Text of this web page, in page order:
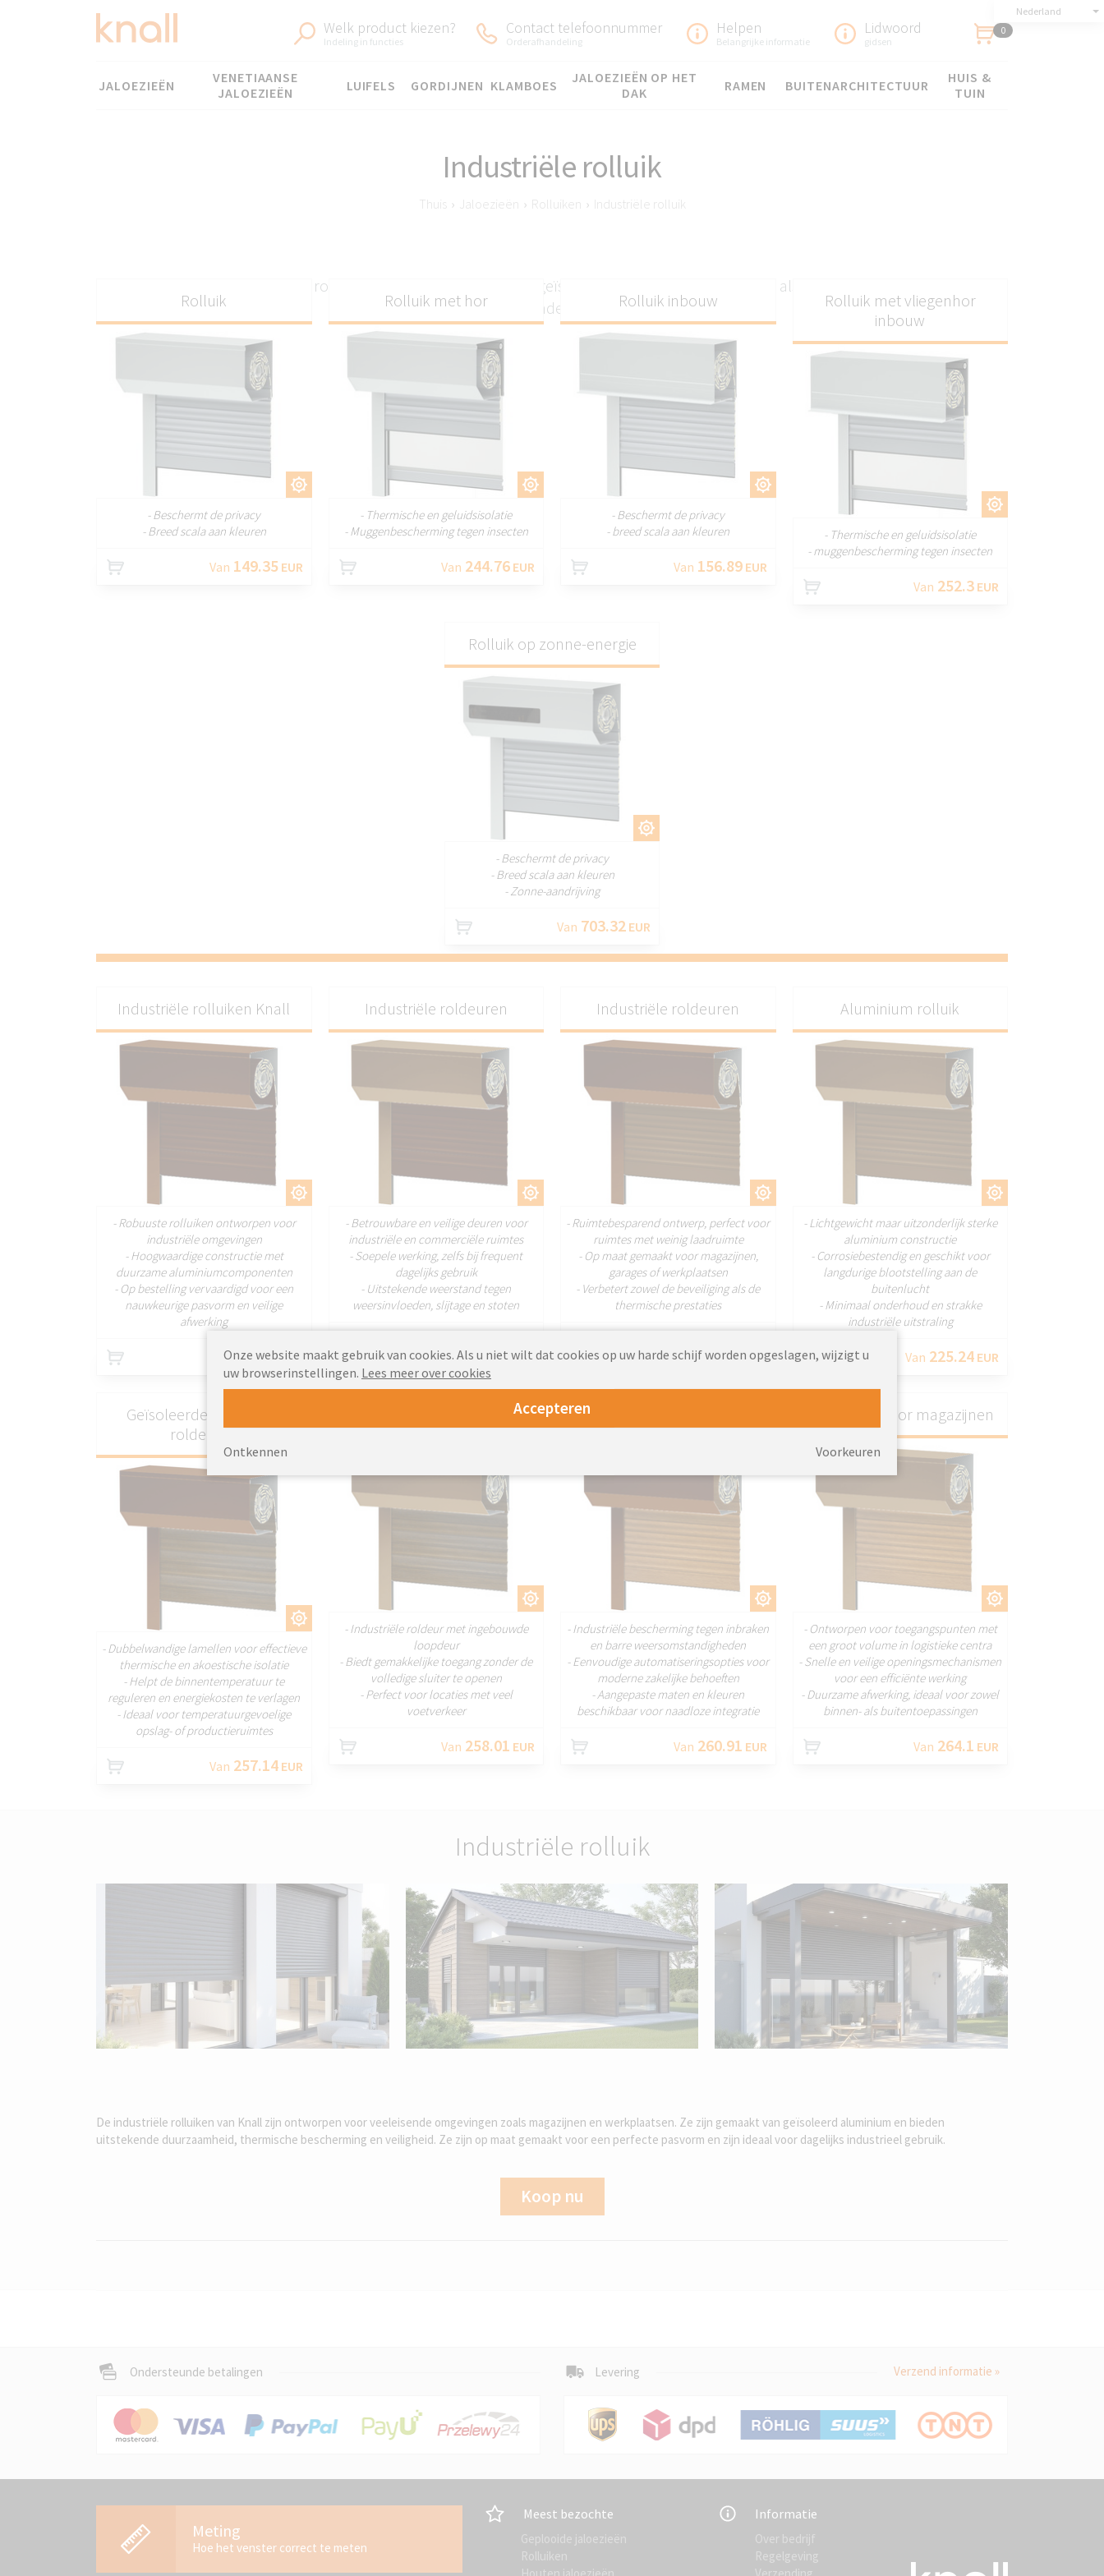
Nederland
Welk product kiezen?
Indeling in functies
Contact telefoonnummer
Orderafhandeling
Helpen
Belangrijke informatie
Lidwoord
gidsen
0
Menu
JALOEZIEËN
VENETIAANSE
JALOEZIEËN
LUIFELS GORDIJNEN KLAMBOES
JALOEZIEËN OP HET
DAK
RAMEN BUITENARCHITECTUUR
HUIS &
TUIN
Industriële rolluik
Thuis › Jaloezieën › Rolluiken › Industriële rolluik
Industriële rolluiken van Knall, gemaakt van geïsoleerd aluminium. Ze zijn ideaal als loopdeur
voor magazijnen of andere industriële ruimtes.
Rolluik
- Beschermt de privacy
- Breed scala aan kleuren
Van 149.35EUR
AANPASSEN
Rolluik met hor
- Thermische en geluidsisolatie
- Muggenbescherming tegen insecten
Van 244.76 EUR
Rolluik inbouw
- Beschermt de privacy
- breed scala aan kleuren
Van 156.89EUR
AANPASSEN
Rolluik met vliegenhor
inbouw
- Thermische en geluidsisolatie
- muggenbescherming tegen insecten
Van 252.3 EUR
Rolluik op zonne-energie
- Beschermt de privacy
- Breed scala aan kleuren
- Zonne-aandrijving
Van 703.32 EUR
Industriële rolluiken Knall
- Robuuste rolluiken ontworpen voor
industriële omgevingen
- Hoogwaardige constructie met
duurzame aluminiumcomponenten
- Op bestelling vervaardigd voor een
nauwkeurige pasvorm en veilige
afwerking
Van215.38EUR
Industriële roldeuren
- Betrouwbare en veilige deuren voor
industriële en commerciële ruimtes
- Soepele werking, zelfs bij frequent
dagelijks gebruik
- Uitstekende weerstand tegen
weersinvloeden, slijtage en stoten
Industriële roldeuren
- Ruimtebesparend ontwerp, perfect voor
ruimtes met weinig laadruimte
- Op maat gemaakt voor magazijnen,
garages of werkplaatsen
- Verbetert zowel de beveiliging als de
thermische prestaties
Aluminium rolluik
- Lichtgewicht maar uitzonderlijk sterke
aluminium constructie
- Corrosiebestendig en geschikt voor
langdurige blootstelling aan de
buitenlucht
- Minimaal onderhoud en strakke
industriële uitstraling
Van 225.24 EUR
Geïsoleerde industriële
roldeuren
- Dubbelwandige lamellen voor effectieve
thermische en akoestische isolatie
- Helpt de binnentemperatuur te
reguleren en energiekosten te verlagen
- Ideaal voor temperatuurgevoelige
opslag- of productieruimtes
Van 257.14EUR
- Industriële roldeur met ingebouwde
loopdeur
- Biedt gemakkelijke toegang zonder de
volledige sluiter te openen
- Perfect voor locaties met veel
voetverkeer
Van 258.01 EUR
- Industriële bescherming tegen inbraken
en barre weersomstandigheden
- Eenvoudige automatiseringsopties voor
moderne zakelijke behoeften
- Aangepaste maten en kleuren
beschikbaar voor naadloze integratie
Van 260.91 EUR
Roldeuren voor magazijnen
- Ontworpen voor toegangspunten met
een groot volume in logistieke centra
- Snelle en veilige openingsmechanismen
voor een efficiënte werking
- Duurzame afwerking, ideaal voor zowel
binnen- als buitentoepassingen
Van 264.1 EUR
Industriële rolluik
De industriële rolluiken van Knall zijn ontworpen voor veeleisende omgevingen zoals magazijnen en werkplaatsen. Ze zijn gemaakt van geïsoleerd aluminium en bieden
uitstekende duurzaamheid, thermische bescherming en veiligheid. Ze zijn op maat gemaakt voor een perfecte pasvorm en zijn ideaal voor dagelijks industrieel gebruik.
Koop nu
Ondersteunde betalingen Levering Verzend informatie »
Meting
Hoe het venster correct te meten
Meest bezochte
Geplooide jaloezieën
Rolluiken
Informatie
Over bedrijf
Regelgeving
Onze website maakt gebruik van cookies. Als u niet wilt dat cookies op uw harde schijf worden opgeslagen, wijzigt u
uw browserinstellingen. Lees meer over cookies
Accepteren
Voorkeuren
Ontkennen